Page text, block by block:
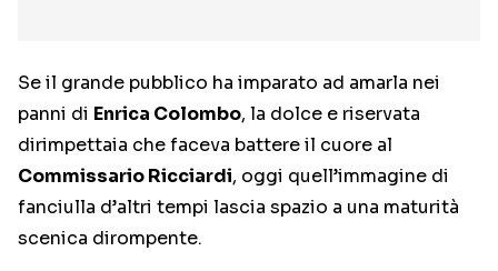
Se il grande pubblico ha imparato ad amarla nei
panni di Enrica Colombo, la dolce e riservata
dirimpettaia che faceva battere il cuore al
Commissario Ricciardi, oggi quell’immagine di
fanciulla d’altri tempi lascia spazio a una maturità
scenica dirompente.